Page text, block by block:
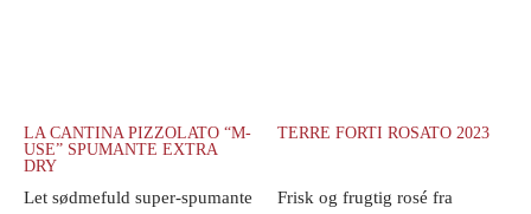
LA CANTINA PIZZOLATO “M-
USE” SPUMANTE EXTRA
DRY
Let sødmefuld super-spumante
TERRE FORTI ROSATO 2023
Frisk og frugtig rosé fra